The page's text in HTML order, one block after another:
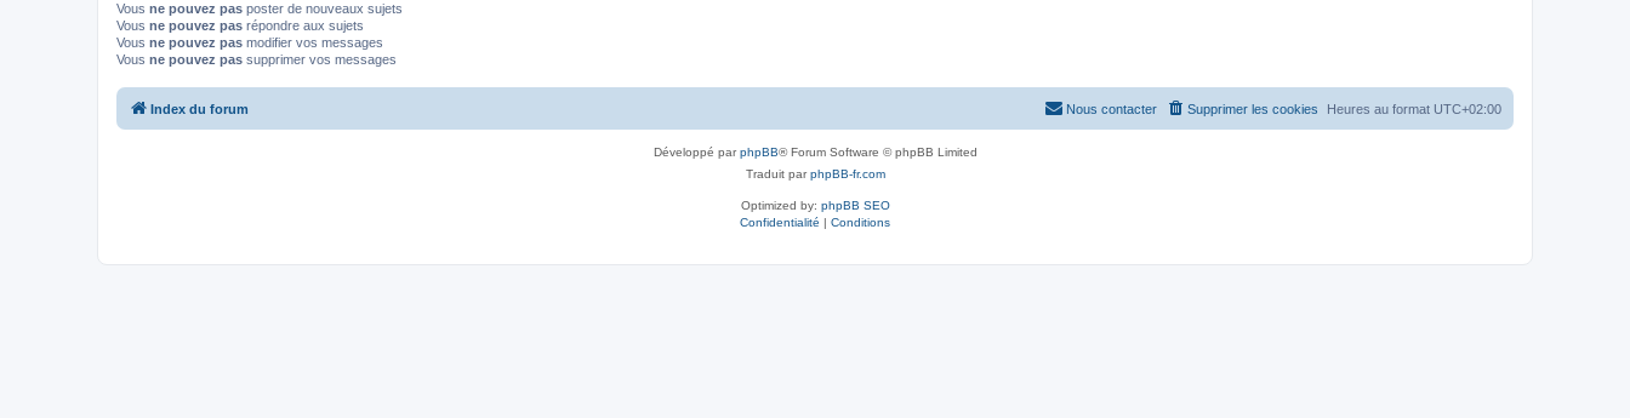
Vous ne pouvez pas poster de nouveaux sujets
Vous ne pouvez pas répondre aux sujets
Vous ne pouvez pas modifier vos messages
Vous ne pouvez pas supprimer vos messages
Index du forum Heures au format UTC+02:00
Supprimer les cookies
Nous contacter
Développé parphpBB® Forum Software © phpBB Limited
Traduit parphpBB-fr.com
Optimized by: phpBB SEO
Confidentialité | Conditions